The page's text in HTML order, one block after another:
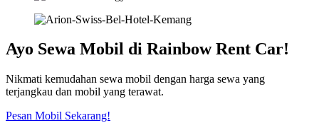
Ayo Sewa Mobil di Rainbow Rent Car!
Nikmati kemudahan sewa mobil dengan harga sewa yang
terjangkau dan mobil yang terawat.
Pesan Mobil Sekarang!